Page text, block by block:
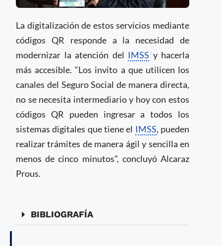
La digitalización de estos servicios mediante
códigos QR responde a la necesidad de
modernizar la atención del IMSS y hacerla
más accesible. “Los invito a que utilicen los
canales del Seguro Social de manera directa,
no se necesita intermediario y hoy con estos
códigos QR pueden ingresar a todos los
sistemas digitales que tiene el IMSS, pueden
realizar trámites de manera ágil y sencilla en
menos de cinco minutos”, concluyó Alcaraz
Prous.
BIBLIOGRAFÍA